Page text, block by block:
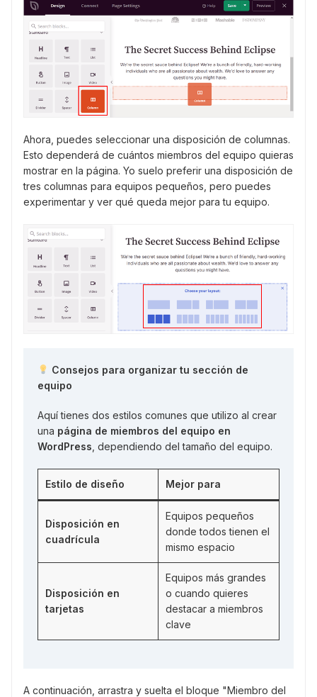
Ahora, puedes seleccionar una disposición de columnas.
Esto dependerá de cuántos miembros del equipo quieras
mostrar en la página. Yo suelo preferir una disposición de
tres columnas para equipos pequeños, pero puedes
experimentar y ver qué queda mejor para tu equipo.
Consejos para organizar tu sección de
equipo
Aquí tienes dos estilos comunes que utilizo al crear
una página de miembros del equipo en
WordPress , dependiendo del tamaño del equipo.
Estilo de diseño Mejor para
Disposición en
cuadrícula
Equipos pequeños
donde todos tienen el
mismo espacio
Disposición en
tarjetas
Equipos más grandes
o cuando quieres
destacar a miembros
clave
A continuación, arrastra y suelta el bloque "Miembro del